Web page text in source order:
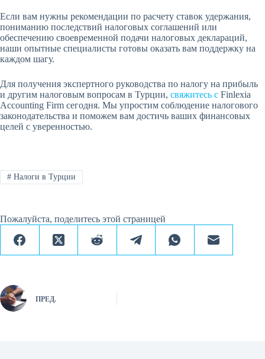
Если вам нужны рекомендации по расчету ставок удержания,
пониманию последствий налоговых соглашений или
обеспечению своевременной подачи налоговых деклараций,
наши опытные специалисты готовы оказать вам поддержку на
каждом шагу.
Для получения экспертного руководства по налогу на прибыль
и другим налоговым вопросам в Турции, свяжитесь с Finlexia
Accounting Firm сегодня. Мы упростим соблюдение налогового
законодательства и поможем вам достичь ваших финансовых
целей с уверенностью.
#Налоги в Турции
Пожалуйста, поделитесь этой страницей
ПРЕД.